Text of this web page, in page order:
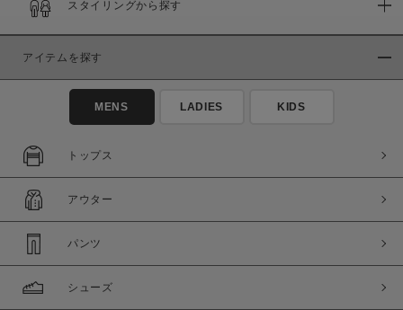
商品タイプ
通常商品
セール価格
在庫
在庫あり
スタイリングから探す
アイテムを探す
MENS LADIES KIDS
トップス
アウター
パンツ
シューズ